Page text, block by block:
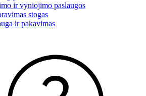
ir vyniojimo paslaugos
stogas
ir pakavimas